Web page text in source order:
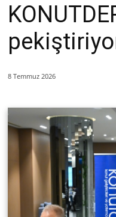
8 Temmuz 2026